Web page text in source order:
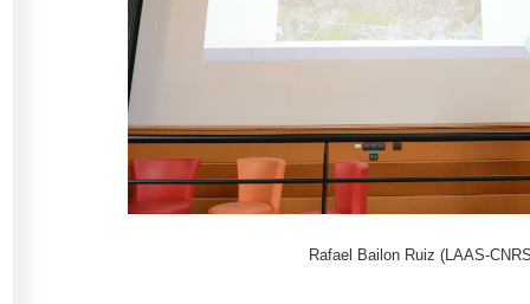
Rafael Bailon Ruiz (LAAS-